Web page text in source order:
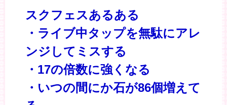
スクフェスあるある
・ライブ中タップを無駄にアレ
ンジしてミスする
・17の倍数に強くなる
・いつの間にか石が86個増えて